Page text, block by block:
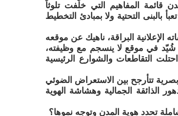
قائمة المفاهيم التي خلّفت تلوثاً
بالبنى التحتية ولا بمبادئ التخطيط
الإعلانية البراقة، ناهيك عن موقعه
في موقع لا ينسجم مع وظيفته،
التقاطعات والشوارع الرئيسية
تتأرجح بين الاستعراض الضوئي
الذائقة الجمالية وهشاشة الهوية
تحدد هوية المدن وتوجه نموها؟